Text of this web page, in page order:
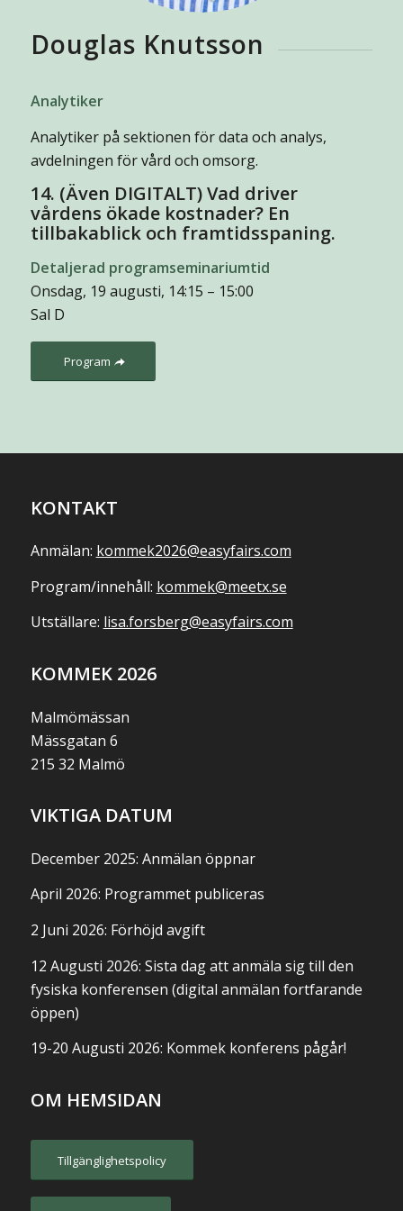
Douglas Knutsson
Analytiker
Analytiker på sektionen för data och analys,
avdelningen för vård och omsorg.
14. (Även DIGITALT) Vad driver
vårdens ökade kostnader? En
tillbakablick och framtidsspaning.
Detaljerad programseminariumtid
Onsdag, 19 augusti, 14:15 – 15:00
Sal D
Program
KONTAKT
Anmälan: kommek2026@easyfairs.com
Program/innehåll: kommek@meetx.se
Utställare: lisa.forsberg@easyfairs.com
KOMMEK 2026
Malmömässan
Mässgatan 6
215 32 Malmö
VIKTIGA DATUM
December 2025: Anmälan öppnar
April 2026: Programmet publiceras
2 Juni 2026: Förhöjd avgift
12 Augusti 2026: Sista dag att anmäla sig till den
fysiska konferensen (digital anmälan fortfarande
öppen)
19-20 Augusti 2026: Kommek konferens pågår!
OM HEMSIDAN
Tillgänglighetspolicy